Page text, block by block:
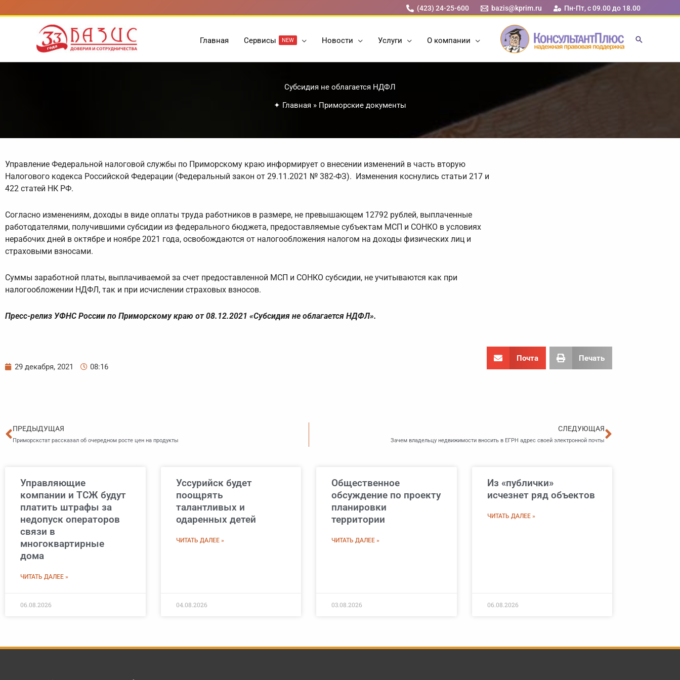
к
содержимому
(423) 24-25-600 bazis@kprim.ru Пн-Пт, с 09.00 до 18.00
Главная Cервисы NEW Новости Услуги О компании
Субсидия не облагается НДФЛ
✦ Главная » Приморские документы
Управление Федеральной налоговой службы по Приморскому краю информирует о внесении изменений в часть вторую
Налогового кодекса Российской Федерации (Федеральный закон от 29.11.2021 № 382-ФЗ). Изменения коснулись статьи 217 и
422 статей НК РФ.
Согласно изменениям, доходы в виде оплаты труда работников в размере, не превышающем 12792 рублей, выплаченные
работодателями, получившими субсидии из федерального бюджета, предоставляемые субъектам МСП и СОНКО в условиях
нерабочих дней в октябре и ноябре 2021 года, освобождаются от налогообложения налогом на доходы физических лиц и
страховыми взносами.
Суммы заработной платы, выплачиваемой за счет предоставленной МСП и СОНКО субсидии, не учитываются как при
налогообложении НДФЛ, так и при исчислении страховых взносов.
Пресс-релиз УФНС России по Приморскому краю от 08.12.2021 «Субсидия не облагается НДФЛ».
29 декабря, 2021 08:16
Почта Печать
Пред
ПРЕДЫДУЩАЯ
Приморскстат рассказал об очередном росте цен на продукты
СЛЕДУЮЩАЯ
Зачем владельцу недвижимости вносить в ЕГРН адрес своей электронной почты
Управляющие
компании и ТСЖ будут
платить штрафы за
недопуск операторов
связи в
многоквартирные
дома
ЧИТАТЬ ДАЛЕЕ »
06.08.2026
Уссурийск будет
поощрять
талантливых и
одаренных детей
ЧИТАТЬ ДАЛЕЕ »
04.08.2026
Общественное
обсуждение по проекту
планировки
территории
ЧИТАТЬ ДАЛЕЕ »
03.08.2026
Из «публички»
исчезнет ряд объектов
ЧИТАТЬ ДАЛЕЕ »
06.08.2026